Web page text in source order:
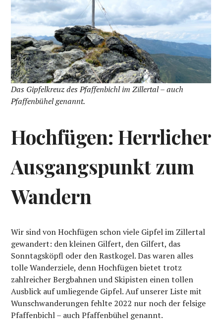
Das Gipfelkreuz des Pfaffenbichl im Zillertal – auch
Pfaffenbühel genannt.
Hochfügen: Herrlicher
Ausgangspunkt zum
Wandern
Wir sind von Hochfügen schon viele Gipfel im Zillertal
gewandert: den kleinen Gilfert, den Gilfert, das
Sonntagsköpfl oder den Rastkogel. Das waren alles
tolle Wanderziele, denn Hochfügen bietet trotz
zahlreicher Bergbahnen und Skipisten einen tollen
Ausblick auf umliegende Gipfel. Auf unserer Liste mit
Wunschwanderungen fehlte 2022 nur noch der felsige
Pfaffenbichl – auch Pfaffenbühel genannt.